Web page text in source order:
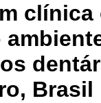
Brasil